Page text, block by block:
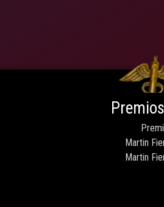
Martin
Martin